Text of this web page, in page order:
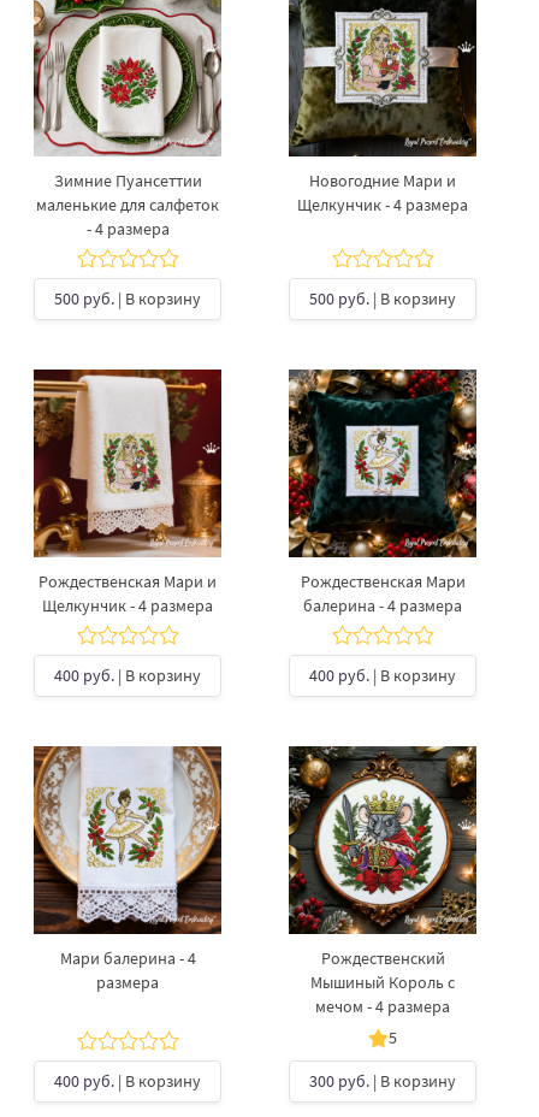
Зимние Пуансеттии
маленькие для салфеток
- 4 размера
500 руб. | В корзину
Новогодние Мари и
Щелкунчик - 4 размера
500 руб. | В корзину
Рождественская Мари и
Щелкунчик - 4 размера
400 руб. | В корзину
Рождественская Мари
балерина - 4 размера
400 руб. | В корзину
Мари балерина - 4
размера
400 руб. | В корзину
Рождественский
Мышиный Король с
мечом - 4 размера
5
300 руб. | В корзину